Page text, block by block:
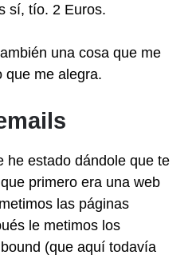
sí, tío. 2 Euros.
una cosa que me
que me alegra.
he estado dándole que te
primero era una web
las páginas
le metimos los
(que aquí todavía